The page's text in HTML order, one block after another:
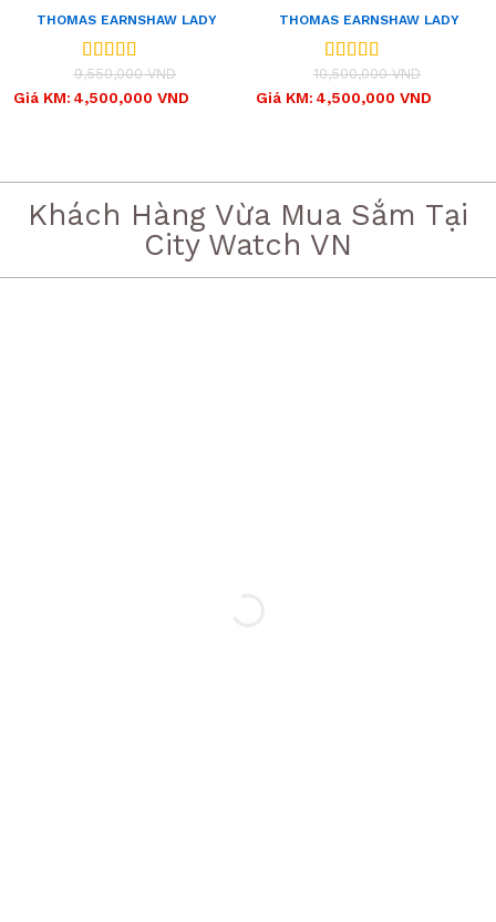
THOMAS EARNSHAW LADY
(ES806401)
Được xếp
hạng 5.00 5
9,550,000VND
Giá
gốc
4,500,000 VND
Giá
hiện
Giá KM:
THOMAS EARNSHAW LADY
(ES806402)
Được xếp
hạng 5.00 5
10,500,000VND
Giá
gốc
4,500,000 VND
Giá
hiện
Giá KM:
Khách Hàng Vừa Mua Sắm Tại
City Watch VN